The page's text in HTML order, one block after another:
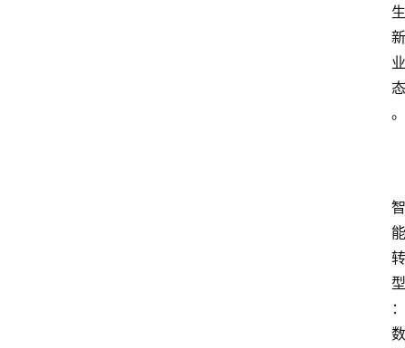
生
新
业
态
。
智
能
转
型
：
数